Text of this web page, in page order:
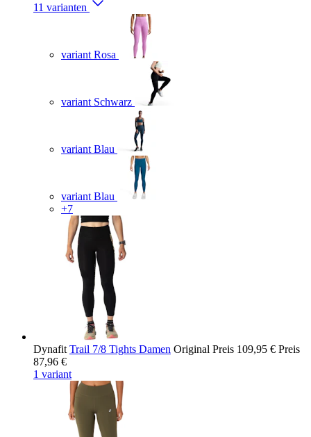
11 varianten
variant Rosa
variant Schwarz
variant Blau
variant Blau
+7
Dynafit Trail 7/8 Tights Damen Original Preis 109,95 € Preis
87,96 €
1 variant